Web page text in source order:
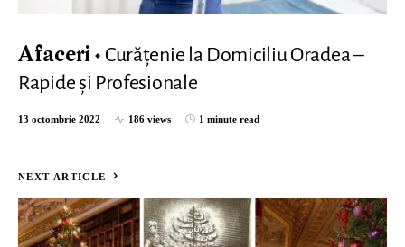
Afaceri
Curățenie la Domiciliu Oradea –
Rapide și Profesionale
13 octombrie 2022 186 views 1 minute read
NEXT ARTICLE